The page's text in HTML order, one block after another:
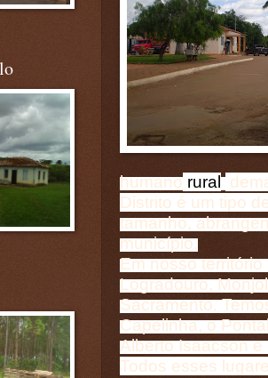
humano rural
Distrito é um tipo
tamanho,
município.
Em nosso
Logradouro,
Sacramento.
Capelinha, o
Alberto Isaacson e
Todos esses